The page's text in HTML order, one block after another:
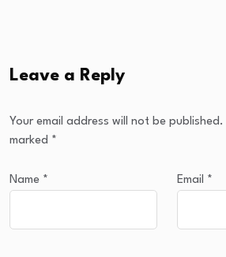
Leave a Reply
Your email address will not be published.
marked *
Name * Email *